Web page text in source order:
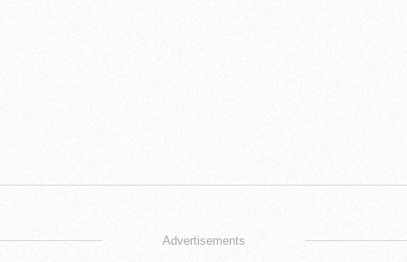
Advertisements